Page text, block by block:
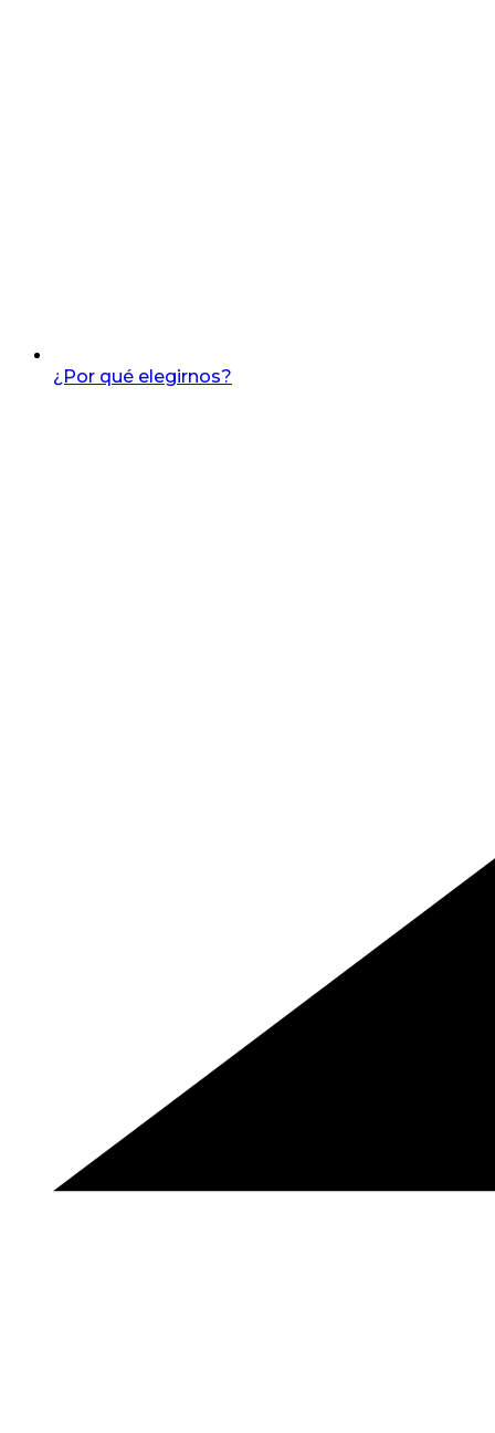
¿Por qué elegirnos?